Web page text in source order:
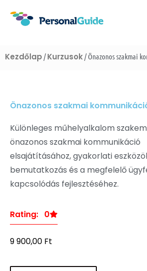
Kezdőlap /Kurzusok/ Önazonos szakmai
Önazonos szakmai
Különleges műhelyalkalom
önazonos szakmai kommunikáció
elsajátításához, gyakorlati
bemutatkozás és a megfelelő
kapcsolódás fejlesztéséhez.
Rating: 0
9 900,00 Ft